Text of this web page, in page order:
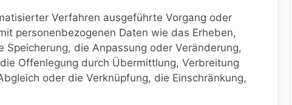
Verfahren ausgeführte Vorgang oder
personenbezogenen Daten wie das Erheben,
die Anpassung oder Veränderung,
Offenlegung durch Übermittlung, Verbreitung
oder die Verknüpfung, die Einschränkung,